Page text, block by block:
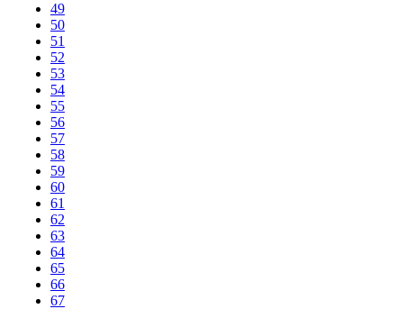
49
50
51
52
53
54
55
56
57
58
59
60
61
62
63
64
65
66
67